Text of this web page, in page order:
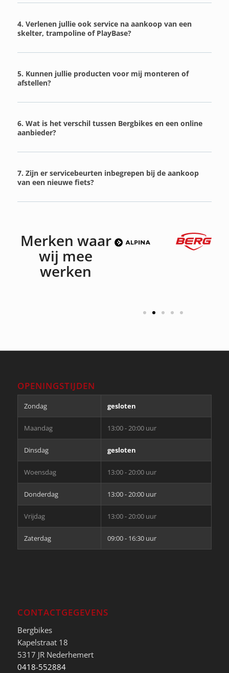
4. Verlenen jullie ook service na aankoop van een
skelter, trampoline of PlayBase?
5. Kunnen jullie producten voor mij monteren of
afstellen?
6. Wat is het verschil tussen Bergbikes en een online
aanbieder?
7. Zijn er servicebeurten inbegrepen bij de aankoop
van een nieuwe fiets?
Merken waar
wij mee
werken
OPENINGSTIJDEN
Zondag gesloten
Maandag 13:00 - 20:00 uur
Dinsdag gesloten
Woensdag 13:00 - 20:00 uur
Donderdag 13:00 - 20:00 uur
Vrijdag 13:00 - 20:00 uur
Zaterdag 09:00 - 16:30 uur
CONTACTGEGEVENS
Bergbikes
Kapelstraat 18
5317 JR Nederhemert
0418-552884